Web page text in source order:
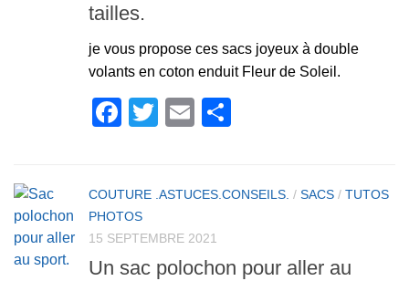
tailles.
je vous propose ces sacs joyeux à double
volants en coton enduit Fleur de Soleil.
Facebook
TwitterEmail
COUTURE .ASTUCES.CONSEILS. / SACS / TUTOS
PHOTOS
15 SEPTEMBRE 2021
Un sac polochon pour aller au